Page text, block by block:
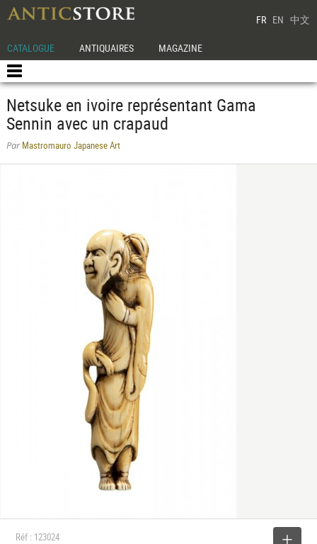
FR EN 中文
CATALOGUE ANTIQUAIRES MAGAZINE
Netsuke en ivoire représentant Gama
Sennin avec un crapaud
ParMastromauro Japanese Art
Réf : 123024